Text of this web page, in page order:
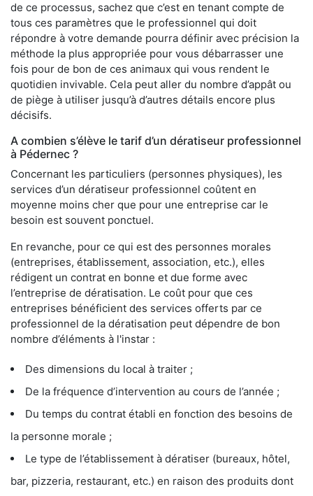
de ce processus, sachez que c’est en tenant compte de
tous ces paramètres que le professionnel qui doit
répondre à votre demande pourra définir avec précision la
méthode la plus appropriée pour vous débarrasser une
fois pour de bon de ces animaux qui vous rendent le
quotidien invivable. Cela peut aller du nombre d’appât ou
de piège à utiliser jusqu’à d’autres détails encore plus
décisifs.
A combien s’élève le tarif d’un dératiseur professionnel
à Pédernec ?
Concernant les particuliers (personnes physiques), les
services d’un dératiseur professionnel coûtent en
moyenne moins cher que pour une entreprise car le
besoin est souvent ponctuel.
En revanche, pour ce qui est des personnes morales
(entreprises, établissement, association, etc.), elles
rédigent un contrat en bonne et due forme avec
l’entreprise de dératisation. Le coût pour que ces
entreprises bénéficient des services offerts par ce
professionnel de la dératisation peut dépendre de bon
nombre d’éléments à l'instar :
Des dimensions du local à traiter ;
De la fréquence d’intervention au cours de l’année ;
Du temps du contrat établi en fonction des besoins de
la personne morale ;
Le type de l’établissement à dératiser (bureaux, hôtel,
bar, pizzeria, restaurant, etc.) en raison des produits dont